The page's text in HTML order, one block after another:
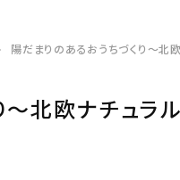
陽だまりのあるおうちづくり〜
〜北欧ナチュ